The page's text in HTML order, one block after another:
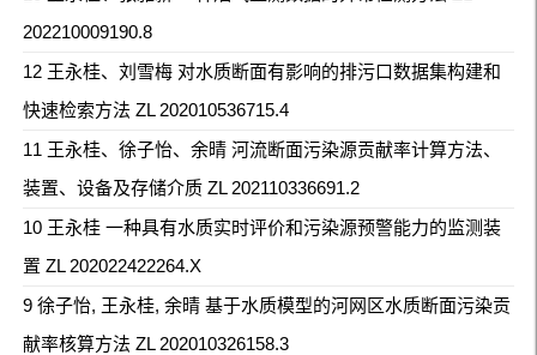
202210009190.8
12 王永桂、刘雪梅 对水质断面有影响的排污口数据集构建和
快速检索方法 ZL 202010536715.4
11 王永桂、徐子怡、余晴 河流断面污染源贡献率计算方法、
装置、设备及存储介质 ZL 202110336691.2
10 王永桂 一种具有水质实时评价和污染源预警能力的监测装
置 ZL 202022422264.X
9 徐子怡, 王永桂, 余晴 基于水质模型的河网区水质断面污染贡
献率核算方法 ZL 202010326158.3